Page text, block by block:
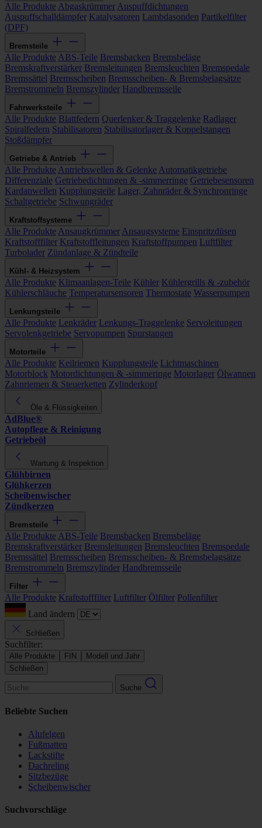
Alle Produkte Abgaskrümmer Auspuffdichtungen
Auspuffschalldämpfer Katalysatoren Lambdasonden Partikelfilter
(DPF)
Bremsteile
Alle Produkte ABS-Teile Bremsbacken Bremsbeläge
Bremskraftverstärker Bremsleitungen Bremsleuchten Bremspedale
Bremssättel Bremsscheiben Bremsscheiben- & Bremsbelagsätze
Bremstrommeln Bremszylinder Handbremsseile
Fahrwerksteile
Alle Produkte Blattfedern Querlenker & Traggelenke Radlager
Spiralfedern Stabilisatoren Stabilisatorlager & Koppelstangen
Stoßdämpfer
Getriebe & Antrieb
Alle Produkte Antriebswellen & Gelenke Automatikgetriebe
Differenziale Getriebedichtungen & -simmerringe Getriebesensoren
Kardanwellen Kupplungsteile Lager, Zahnräder & Synchronringe
Schaltgetriebe Schwungräder
Kraftstoffsysteme
Alle Produkte Ansaugkrümmer Ansaugsysteme Einspritzdüsen
Kraftstofffilter Kraftstoffleitungen Kraftstoffpumpen Luftfilter
Turbolader Zündanlage & Zündteile
Kühl- & Heizsystem
Alle Produkte Klimaanlagen-Teile Kühler Kühlergrills & -zubehör
Kühlerschläuche Temperatursensoren Thermostate Wasserpumpen
Lenkungsteile
Alle Produkte Lenkräder Lenkungs-Traggelenke Servoleitungen
Servolenkgetriebe Servopumpen Spurstangen
Motorteile
Alle Produkte Keilriemen Kupplungsteile Lichtmaschinen
Motorblock Motordichtungen & -simmeringe Motorlager Ölwannen
Zahnriemen & Steuerketten Zylinderkopf
Öle & Flüssigkeiten
AdBlue®
Autopflege & Reinigung
Getriebeöl
Wartung & Inspektion
Glühbirnen
Glühkerzen
Scheibenwischer
Zündkerzen
Bremsteile
Alle Produkte ABS-Teile Bremsbacken Bremsbeläge
Bremskraftverstärker Bremsleitungen Bremsleuchten Bremspedale
Bremssättel Bremsscheiben Bremsscheiben- & Bremsbelagsätze
Bremstrommeln Bremszylinder Handbremsseile
Filter
Alle Produkte Kraftstofffilter Luftfilter Ölfilter Pollenfilter
Land ändern
Schließen
Suchfilter:
Alle Produkte FIN
Modell und Jahr
Schließen
Suche
Beliebte Suchen
Alufelgen
Fußmatten
Lackstifte
Dachreling
Sitzbezüge
Scheibenwischer
Suchvorschläge